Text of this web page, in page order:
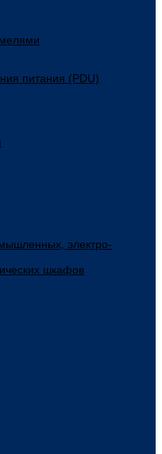
питания (PDU)
электро-
шкафов